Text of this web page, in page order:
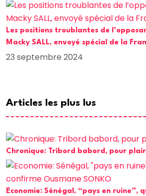
Les positions troublantes de
Macky SALL, envoyé spécial de la
23 septembre 2024
Articles les plus lus
Chronique: Tribord babord, pour
Economie: Sénégal, “pays en ruine”,